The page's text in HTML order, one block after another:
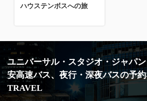
ハウステンボスへの旅
ユニバーサル・スタジオ・ジャパ
安高速バス、夜行・深夜バスの予
TRAVEL